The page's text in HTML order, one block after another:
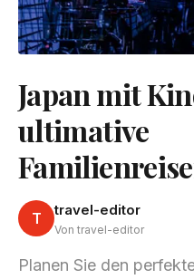
Japan mit
ultimative
T travel-editor
Von travel-editor
Planen Sie den